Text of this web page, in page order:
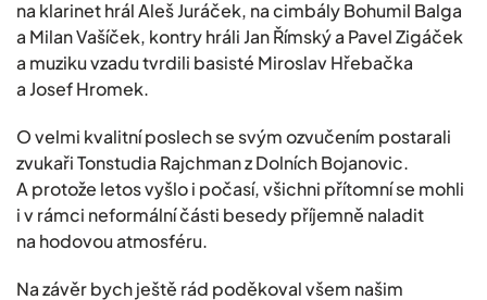
na klarinet hrál Aleš Juráček, na cimbály Bohumil Balga
a Milan Vašíček, kontry hráli Jan Římský a Pavel Zigáček
a muziku vzadu tvrdili basisté Miroslav Hřebačka
a Josef Hromek.
O velmi kvalitní poslech se svým ozvučením postarali
zvukaři Tonstudia Rajchman z Dolních Bojanovic.
A protože letos vyšlo i počasí, všichni přítomní se mohli
i v rámci neformální části besedy příjemně naladit
na hodovou atmosféru.
Na závěr bych ještě rád poděkoval všem našim